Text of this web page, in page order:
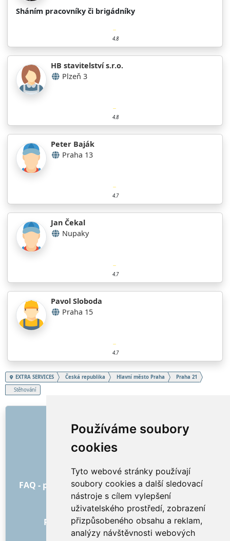
Používáme soubory
cookies
Tyto webové stránky používají
soubory cookies a další sledovací
nástroje s cílem vylepšení
uživatelského prostředí, zobrazení
přizpůsobeného obsahu a reklam,
analýzy návštěvnosti webových
Sháním pracovníky či brigádníky
4.8
HB stavitelství s.r.o.
Plzeň 3
4.8
Peter Baják
Praha 13
4.7
Jan Čekal
Nupaky
4.7
Pavol Sloboda
Praha 15
4.7
EXTRA SERVICES Česká republika Hlavní město Praha
Praha 21
Stěhování
O nás
Jak to všechno začalo
Všeobecné obchodní podmínky
FAQ - pro objednatele FAQ - pro poskytovatele
Reklama a marketing
Blog
Recenze objednávek s hodnocením
Kontakt